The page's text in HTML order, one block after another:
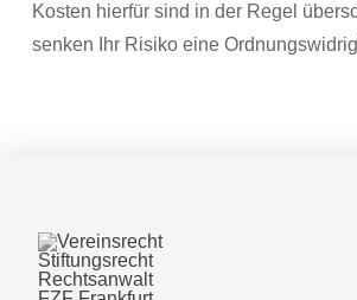
Kosten hierfür sind in der Regel
senken Ihr Risiko eine